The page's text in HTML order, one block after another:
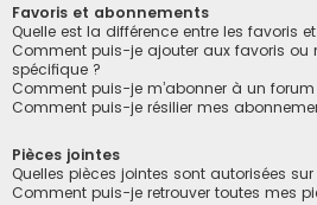
Favoris et abonnements
Quelle est la différence entre les favoris
Comment puis-je ajouter aux favoris ou
spécifique ?
Comment puis-je m’abonner à un
Comment puis-je résilier mes
Pièces jointes
Quelles pièces jointes sont autorisées
Comment puis-je retrouver toutes mes